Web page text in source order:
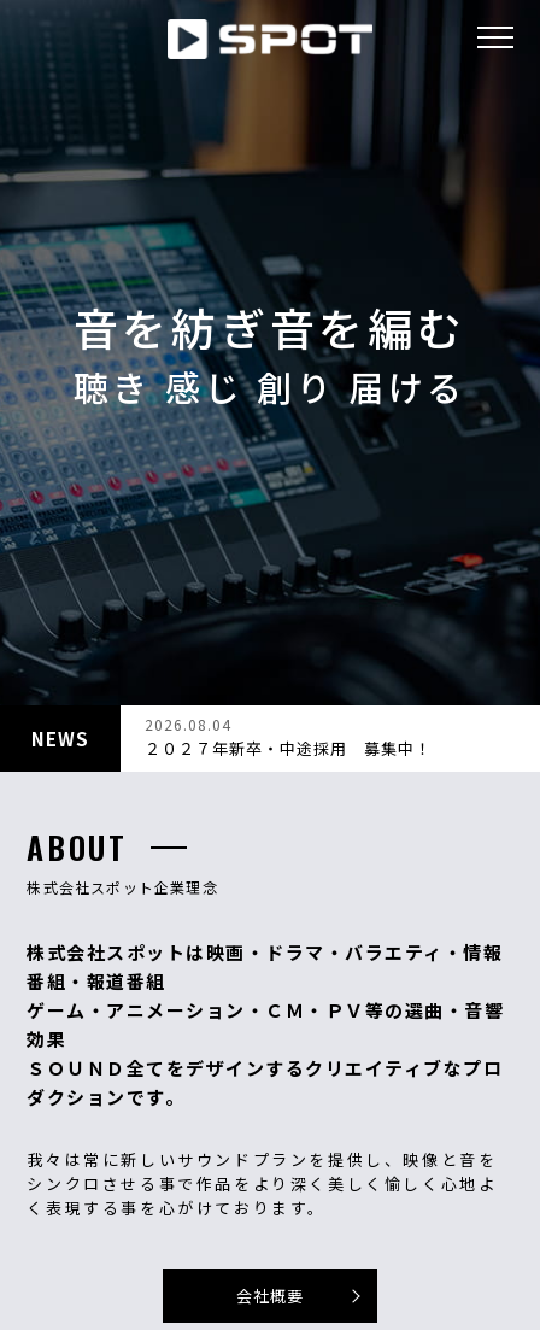
ABOUT
WORKS
ACCESS
RECRUIT
CONTACT
音を紡ぎ音を編む
聴き 感じ 創り 届ける
NEWS
2026.08.04
２０２７年新卒・中途採用 募集中！
ABOUT
株式会社スポット企業理念
株式会社スポットは映画・ドラマ・バラエティ・情報
番組・報道番組
ゲーム・アニメーション・ＣＭ・ＰＶ等の選曲・音響
効果
ＳＯＵＮＤ全てをデザインするクリエイティブなプロ
ダクションです。
我々は常に新しいサウンドプランを提供し、映像と音を
シンクロさせる事で作品をより深く美しく愉しく心地よ
く表現する事を心がけております。
会社概要